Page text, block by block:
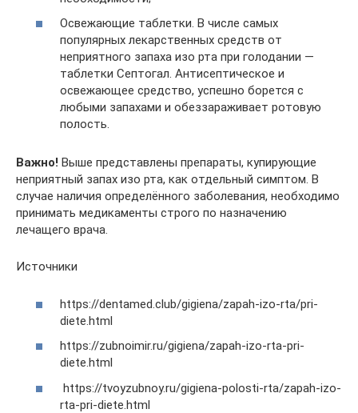
Освежающие таблетки. В числе самых
популярных лекарственных средств от
неприятного запаха изо рта при голодании —
таблетки Септогал. Антисептическое и
освежающее средство, успешно борется с
любыми запахами и обеззараживает ротовую
полость.
Важно! Выше представлены препараты, купирующие
неприятный запах изо рта, как отдельный симптом. В
случае наличия определённого заболевания, необходимо
принимать медикаменты строго по назначению
лечащего врача.
Источники
https://dentamed.club/gigiena/zapah-izo-rta/pri-
diete.html
https://zubnoimir.ru/gigiena/zapah-izo-rta-pri-
diete.html
https://tvoyzubnoy.ru/gigiena-polosti-rta/zapah-izo-
rta-pri-diete.html